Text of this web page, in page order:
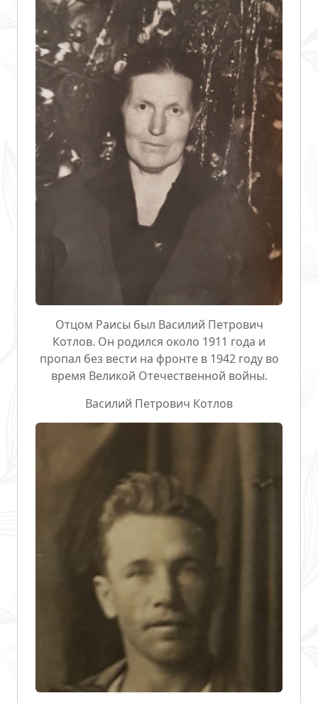
Отцом Раисы был Василий Петрович
Котлов. Он родился около 1911 года и
пропал без вести на фронте в 1942 году во
время Великой Отечественной войны.
Василий Петрович Котлов